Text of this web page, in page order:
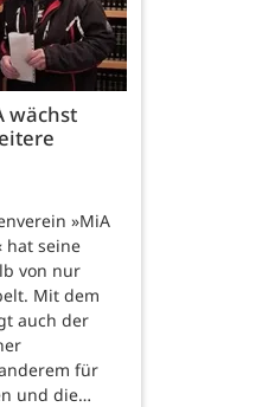
wächst
»MiA
hat seine
von nur
Mit dem
auch der
für
und die…